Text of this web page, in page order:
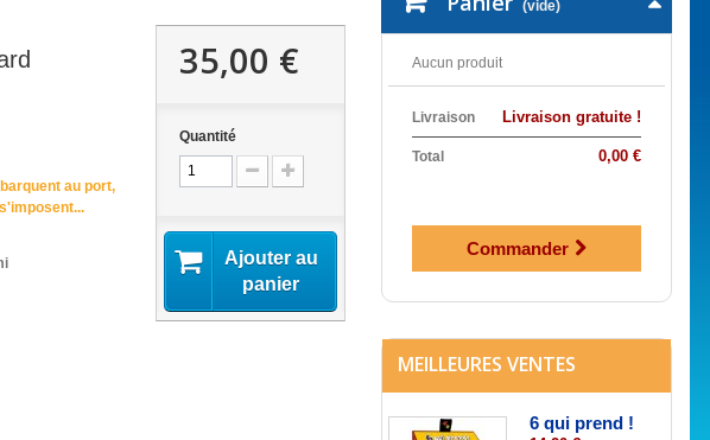
au port,
35,00 €
Quantité
Ajouter au
panier
(vide)
Aucun produit
Livraison gratuite !
Livraison
0,00 €
Total
Commander
MEILLEURES VENTES
6 qui prend !